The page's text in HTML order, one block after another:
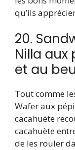
qu’ils
20.
Nilla
et au
Tout comme
Wafer aux
cacahuète
cacahuète
de les rouler